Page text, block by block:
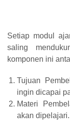
Setiap modul
saling
komponen ini
Tujuan
ingin dicapai
Materi
akan dipelajari.